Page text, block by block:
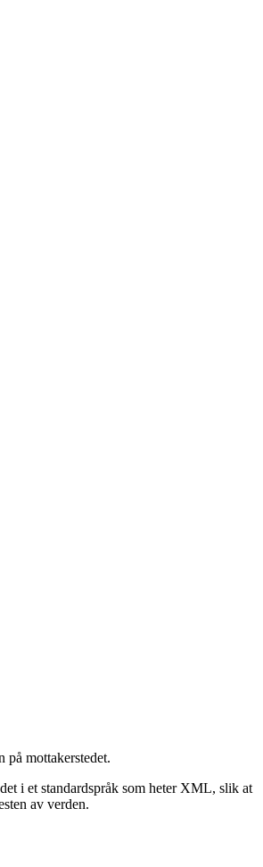
på mottakerstedet.
i et standardspråk som heter XML, slik at
av verden.